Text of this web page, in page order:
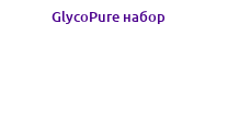
GlycoPure набор